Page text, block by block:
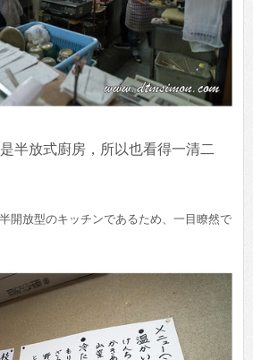
半放式廚房，所以也看得一清二
開放型のキッチンであるため、一目瞭然で